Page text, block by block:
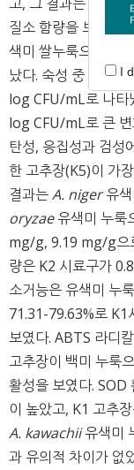
질소 함량을 보면 백
색미 쌀누룩으로 담
났다. 숙성 중 고추장
log CFU/mL로 나타
log CFU/mL로 큰
탄성, 응집성과 검성
한 고추장(K5)이 가
결과는A. niger유색
oryzae유색미 누룩
mg/g, 9.19 mg/g으
량은 K2 시료구가
소거능은 유색미 누
71.31-79.63%로 K1
보였다. ABTS 라디
고추장이 백미 누룩
활성을 보였다. SOD
이 높았고, K1 고추
A. kawachii유색미
과 유의적 차이가 없
I